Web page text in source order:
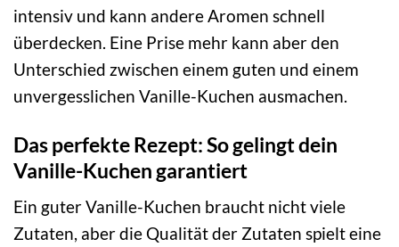
intensiv und kann andere Aromen schnell
überdecken. Eine Prise mehr kann aber den
Unterschied zwischen einem guten und einem
unvergesslichen Vanille-Kuchen ausmachen.
Das perfekte Rezept: So gelingt dein
Vanille-Kuchen garantiert
Ein guter Vanille-Kuchen braucht nicht viele
Zutaten, aber die Qualität der Zutaten spielt eine